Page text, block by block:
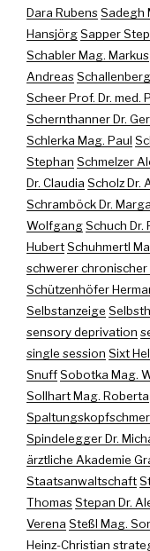
Dara RubensSadegh
HansjörgSapper
Schabler Mag. Markus
Andreas
Scheer Prof. Dr. med.
Schernthanner Dr.
Schlerka Mag. Paul
Stephan Schmelzer
Dr. Claudia Scholz Dr.
Schramböck Dr.
WolfgangSchuch Dr.
HubertSchuhmertl
schwerer chronischer
Schützenhöfer
Selbstanzeige
sensory deprivation
single session Sixt
SnuffSobotka Mag.
Sollhart Mag. Roberta
Spindelegger Dr.
ärztliche Akademie
Staatsanwaltschaft
ThomasStepan Dr.
Verena Steßl Mag.
Heinz-Christian